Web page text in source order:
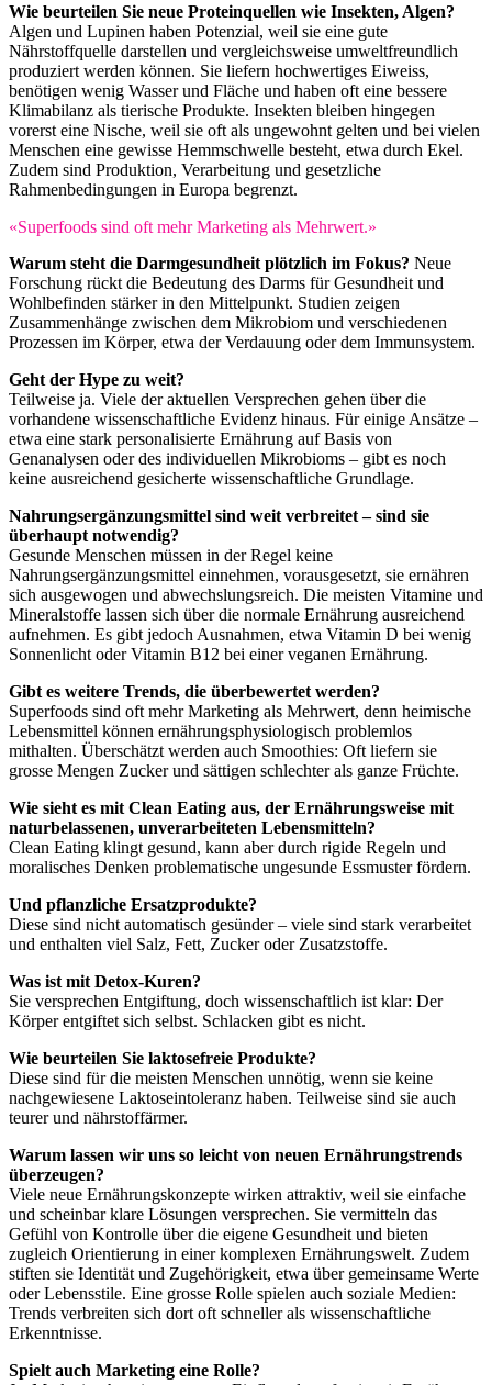
Wie beurteilen Sie neue Proteinquellen wie Insekten, Algen?
Algen und Lupinen haben Potenzial, weil sie eine gute
Nährstoffquelle darstellen und vergleichsweise umweltfreundlich
produziert werden können. Sie liefern hochwertiges Eiweiss,
benötigen wenig Wasser und Fläche und haben oft eine bessere
Klimabilanz als tierische Produkte. Insekten bleiben hingegen
vorerst eine Nische, weil sie oft als ungewohnt gelten und bei vielen
Menschen eine gewisse Hemmschwelle besteht, etwa durch Ekel.
Zudem sind Produktion, Verarbeitung und gesetzliche
Rahmenbedingungen in Europa begrenzt.
«Superfoods sind oft mehr Marketing als Mehrwert.»
Warum steht die Darmgesundheit plötzlich im Fokus? Neue
Forschung rückt die Bedeutung des Darms für Gesundheit und
Wohlbefinden stärker in den Mittelpunkt. Studien zeigen
Zusammenhänge zwischen dem Mikrobiom und verschiedenen
Prozessen im Körper, etwa der Verdauung oder dem Immunsystem.
Geht der Hype zu weit?
Teilweise ja. Viele der aktuellen Versprechen gehen über die
vorhandene wissenschaftliche Evidenz hinaus. Für einige Ansätze –
etwa eine stark personalisierte Ernährung auf Basis von
Genanalysen oder des individuellen Mikrobioms – gibt es noch
keine ausreichend gesicherte wissenschaftliche Grundlage.
Nahrungsergänzungsmittel sind weit verbreitet – sind sie
überhaupt notwendig?
Gesunde Menschen müssen in der Regel keine
Nahrungsergänzungsmittel einnehmen, vorausgesetzt, sie ernähren
sich ausgewogen und abwechslungsreich. Die meisten Vitamine und
Mineralstoffe lassen sich über die normale Ernährung ausreichend
aufnehmen. Es gibt jedoch Ausnahmen, etwa Vitamin D bei wenig
Sonnenlicht oder Vitamin B12 bei einer veganen Ernährung.
Gibt es weitere Trends, die überbewertet werden?
Superfoods sind oft mehr Marketing als Mehrwert, denn heimische
Lebensmittel können ernährungsphysiologisch problemlos
mithalten. Überschätzt werden auch Smoothies: Oft liefern sie
grosse Mengen Zucker und sättigen schlechter als ganze Früchte.
Wie sieht es mit Clean Eating aus, der Ernährungsweise mit
naturbelassenen, unverarbeiteten Lebensmitteln?
Clean Eating klingt gesund, kann aber durch rigide Regeln und
moralisches Denken problematische ungesunde Essmuster fördern.
Und pflanzliche Ersatzprodukte?
Diese sind nicht automatisch gesünder – viele sind stark verarbeitet
und enthalten viel Salz, Fett, Zucker oder Zusatzstoffe.
Was ist mit Detox-Kuren?
Sie versprechen Entgiftung, doch wissenschaftlich ist klar: Der
Körper entgiftet sich selbst. Schlacken gibt es nicht.
Wie beurteilen Sie laktosefreie Produkte?
Diese sind für die meisten Menschen unnötig, wenn sie keine
nachgewiesene Laktoseintoleranz haben. Teilweise sind sie auch
teurer und nährstoffärmer.
Warum lassen wir uns so leicht von neuen Ernährungstrends
überzeugen?
Viele neue Ernährungskonzepte wirken attraktiv, weil sie einfache
und scheinbar klare Lösungen versprechen. Sie vermitteln das
Gefühl von Kontrolle über die eigene Gesundheit und bieten
zugleich Orientierung in einer komplexen Ernährungswelt. Zudem
stiften sie Identität und Zugehörigkeit, etwa über gemeinsame Werte
oder Lebensstile. Eine grosse Rolle spielen auch soziale Medien:
Trends verbreiten sich dort oft schneller als wissenschaftliche
Erkenntnisse.
Spielt auch Marketing eine Rolle?